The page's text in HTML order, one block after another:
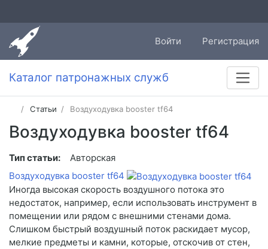
Войти Регистрация
Каталог патронажных служб
Статьи Воздуходувка booster tf64
Воздуходувка booster tf64
Тип статьи:
Авторская
Воздуходувка booster tf64
Иногда высокая скорость воздушного потока это
недостаток, например, если использовать инструмент в
помещении или рядом с внешними стенами дома.
Слишком быстрый воздушный поток раскидает мусор,
мелкие предметы и камни, которые, отскочив от стен,